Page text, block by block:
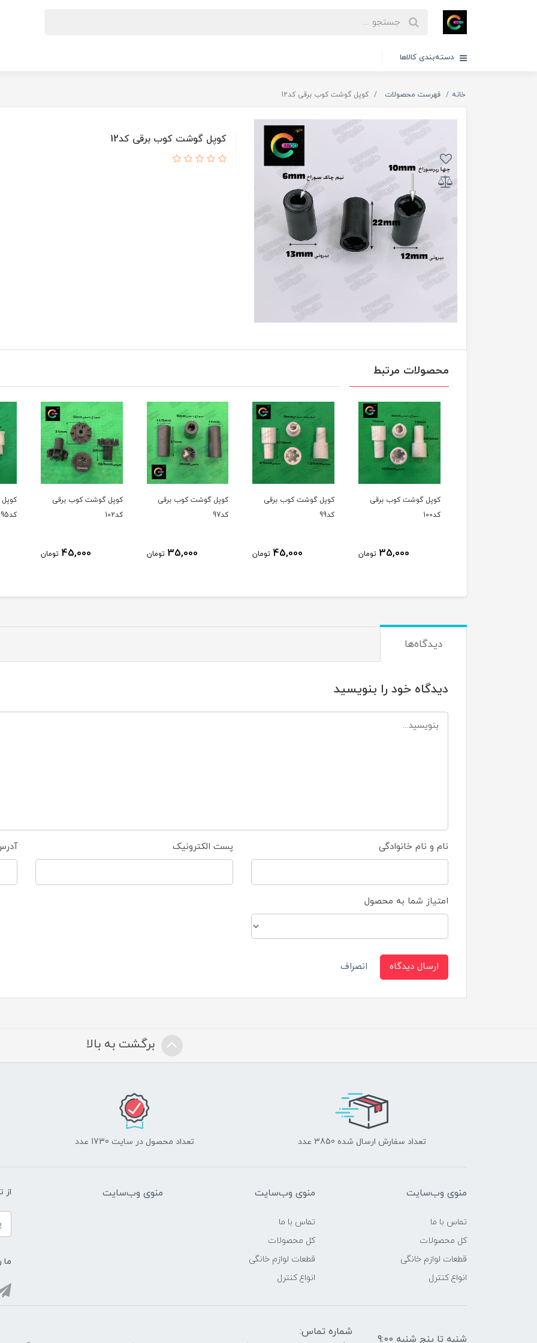
دسته‌بندی کالاها
خانه فهرست محصولات کوپل گوشت کوب برقی کد12
کوپل گوشت کوب برقی کد12
محصولات مرتبط
کوپل گوشت کوب برقی
کد100
35,000 تومان
کوپل گوشت کوب برقی
کد99
45,000 تومان
کوپل گوشت کوب برقی
کد97
35,000 تومان
کوپل گوشت کوب برقی
کد102
45,000 تومان
کد95
دیدگاه‌ها
دیدگاه خود را بنویسید
نام و نام خانوادگی پست الکترونیک
امتیاز شما به محصول
ارسال دیدگاه انصراف
برگشت به بالا
تعداد سفارش ارسال شده 3850 عدد تعداد محصول در سایت 1730 عدد
منوی وب‌سایت
تماس با ما
کل محصولات
قطعات لوازم خانگی
انواع کنترل
منوی وب‌سایت
تماس با ما
کل محصولات
قطعات لوازم خانگی
انواع کنترل
منوی وب‌سایت از
ما
شنبه تا پنج شنبه 9:00
شماره تماس: